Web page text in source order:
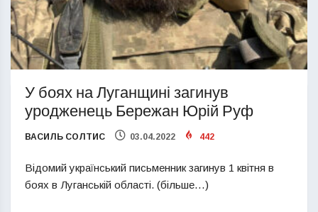
У боях на Луганщині загинув
уродженець Бережан Юрій Руф
ВАСИЛЬ СОЛТИС 03.04.2022 442
Відомий український письменник загинув 1 квітня в
боях в Луганській області. (більше…)